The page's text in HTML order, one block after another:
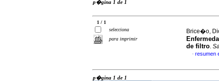
p�gina 1 de 1
1 / 1
selecciona
para imprimir
Brice�o,
de filtro.
· resumen
p�gina 1 de 1